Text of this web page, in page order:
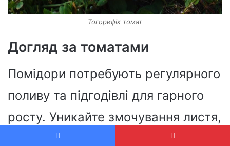
Тогорифік томат
Догляд за томатами
Помідори потребують регулярного
поливу та підгодівлі для гарного
росту. Уникайте змочування листя,
щоб запобігти поширенню